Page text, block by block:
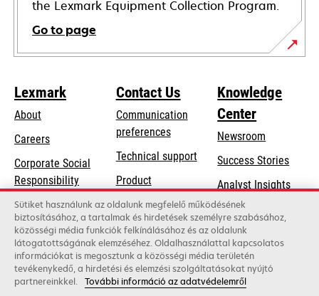
the Lexmark Equipment Collection Program.
Go to page
Lexmark
About
Careers
Corporate Social
Responsibilityopens
a
new
tab
Sustainability
Lexmark Partners
Contact Us
Communication
preferences
Technical supportopens
a
new
tab
Product
registration
Find a dealer
List of wholesalers
Knowledge
Center
Newsroom
Success Stories
Analyst Insights
Lexmark International, Inc., a Xerox Company
Sütiket használunk az oldalunk megfelelő működésének
biztosításához, a tartalmak és hirdetések személyre szabásához,
közösségi média funkciók felkínálásához és az oldalunk
látogatottságának elemzéséhez. Oldalhasználattal kapcsolatos
információkat is megosztunk a közösségi média területén
tevékenykedő, a hirdetési és elemzési szolgáltatásokat nyújtó
partnereinkkel. További információ az adatvédelemről